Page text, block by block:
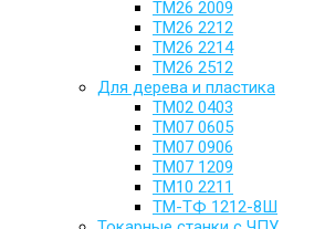
ТМ26 2009
ТМ26 2212
ТМ26 2214
ТМ26 2512
Для дерева и пластика
ТМ02 0403
ТМ07 0605
ТМ07 0906
ТМ07 1209
ТМ10 2211
ТМ-ТФ 1212-8Ш